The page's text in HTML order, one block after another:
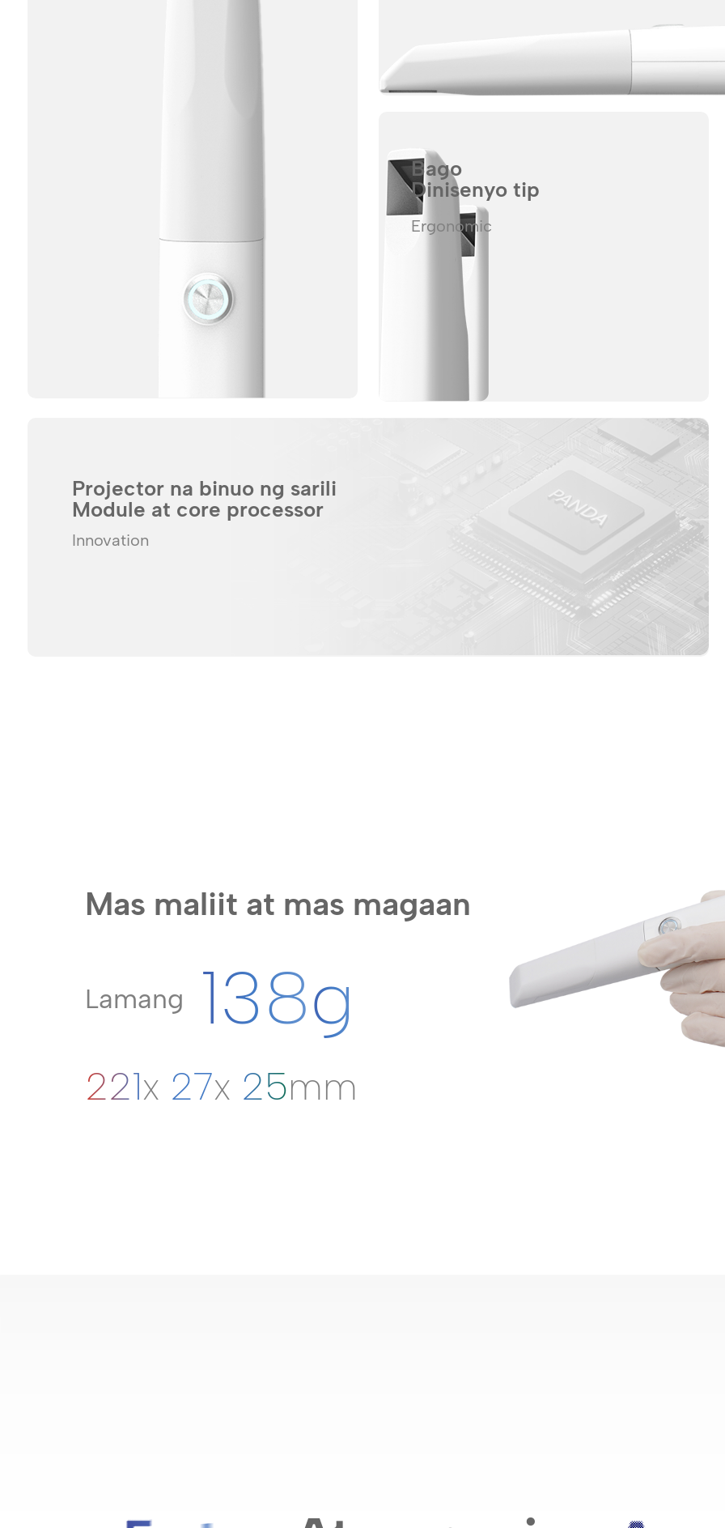
Bago
Dinisenyo tip
Ergonomic
Projector na binuo ng sarili
Module at core processor
Innovation
Mas maliit at mas magaan
Lamang 138g
221x 27x 25mm